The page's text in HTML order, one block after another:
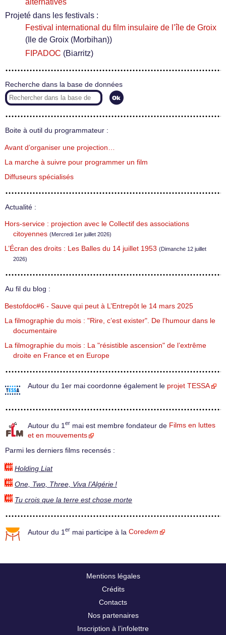
alternatives
Projeté dans les festivals :
Festival international du film insulaire de l’île de Groix
(Ile de Groix (Morbihan))
FIPADOC (Biarritz)
Recherche dans la base de données
Boite à outil du programmateur :
Avant d’organiser une projection…
La marche à suivre pour programmer un film
Diffuseurs spécialisés
Actualité :
Hors-service : projection avec le Collectif des associations
citoyennes (Mercredi 1er juillet 2026)
L’Écran des droits : Les Balles du 14 juillet 1953 (Dimanche 12 juillet
2026)
Au fil du blog :
Bestofdoc#6 - Sauve qui peut à L’Entrepôt le 14 mars 2025
La filmographie du mois : "Rire, c’est exister". De l’humour dans le
documentaire
La filmographie du mois : La "résistible ascension" de l’extrême
droite en France et en Europe
Autour du 1er mai coordonne également le projet TESSA
Autour du 1 er mai est membre fondateur de Films en luttes
et en mouvements
Parmi les derniers films recensés :
Holding Liat
One, Two, Three, Viva l’Algérie !
Tu crois que la terre est chose morte
Autour du 1 er mai participe à la Coredem
Mentions légales
Crédits
Contacts
Nos partenaires
Inscription à l’infolettre